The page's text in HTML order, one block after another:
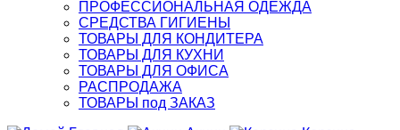
ПРОФЕССИОНАЛЬНАЯ ОДЕЖДА
СРЕДСТВА ГИГИЕНЫ
ТОВАРЫ ДЛЯ КОНДИТЕРА
ТОВАРЫ ДЛЯ КУХНИ
ТОВАРЫ ДЛЯ ОФИСА
РАСПРОДАЖА
ТОВАРЫ под ЗАКАЗ